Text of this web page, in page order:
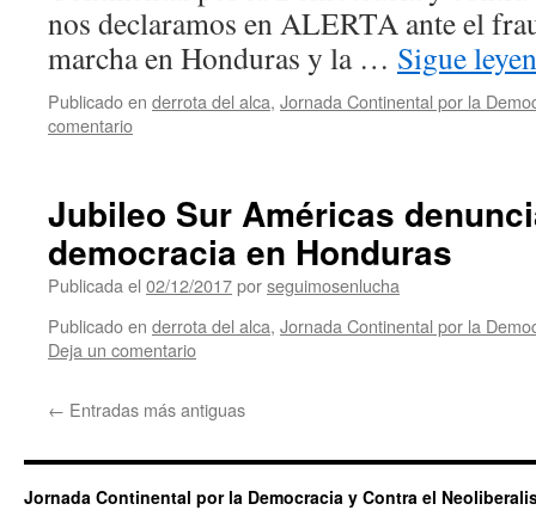
nos declaramos en ALERTA ante el
marcha en Honduras y la … Sigue
Publicado en derrota del alca, Jornada Continental por la
comentario
Jubileo Sur Américas
democracia en Honduras
Publicada el 02/12/2017porseguimosenlucha
Publicado en derrota del alca, Jornada Continental por la
Deja un comentario
← Entradas más antiguas
Jornada Continental por la Democracia y Contra el